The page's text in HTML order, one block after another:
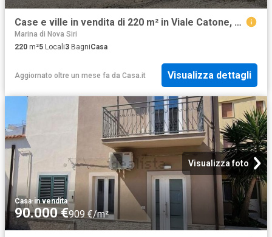
Case e ville in vendita di 220 m² in Viale Catone, 146
Marina di Nova Siri
220 m²5 Locali3 BagniCasa
Aggiornato oltre un mese fa da Casa.it Visualizza dettagli
Visualizza foto
Casa·in vendita
90.000 €909 €/m²